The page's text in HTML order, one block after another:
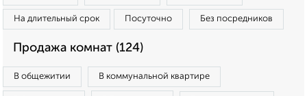
На длительный срок Посуточно Без посредников
Продажа комнат (124)
В общежитии В коммунальной квартире